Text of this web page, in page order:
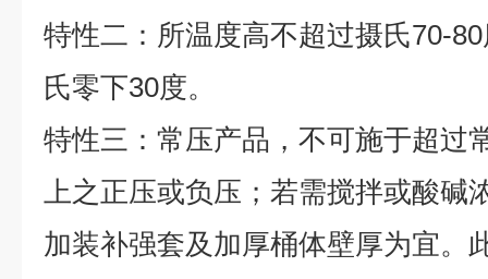
特性二：所温度高不超过摄氏70-
氏零下30度。
特性三：常压产品，不可施于超过
上之正压或负压；若需搅拌或酸碱
加装补强套及加厚桶体壁厚为宜。